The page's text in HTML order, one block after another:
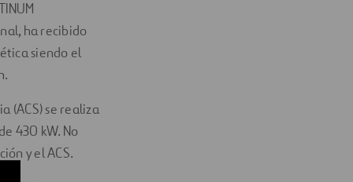
ha recibido
siendo el
(ACS) se realiza
430 kW. No
y el ACS.